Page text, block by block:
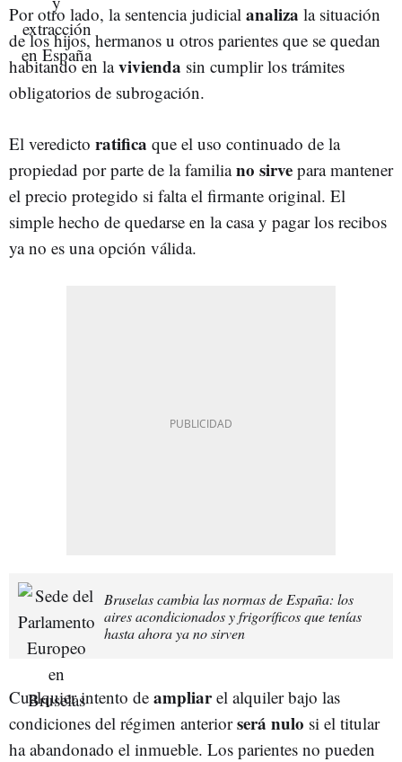
Por otro lado, la sentencia judicial analiza la situación
de los hijos, hermanos u otros parientes que se quedan
habitando en lavivienda sin cumplir los trámites
obligatorios de subrogación.
El veredicto ratifica que el uso continuado de la
propiedad por parte de la familiano sirve para mantener
el precio protegido si falta el firmante original. El
simple hecho de quedarse en la casa y pagar los recibos
ya no es una opción válida.
Bruselas cambia las normas de España: los
aires acondicionados y frigoríficos que tenías
hasta ahora ya no sirven
Cualquier intento de ampliarel alquiler bajo las
condiciones del régimen anteriorserá nulo si el titular
ha abandonado el inmueble. Los parientes no pueden